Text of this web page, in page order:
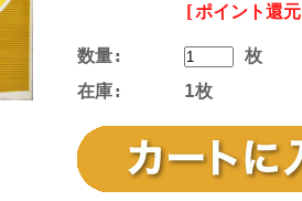
[ポイント還
数量:
枚
在庫:
1枚